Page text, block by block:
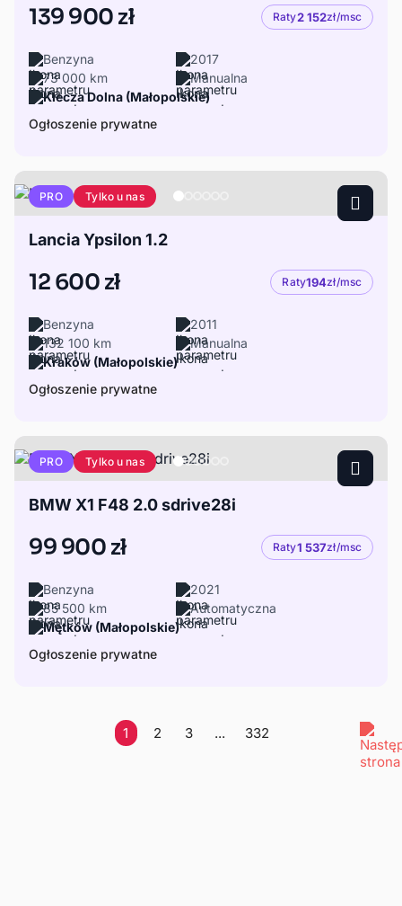
139 900 zł Raty2 152zł/msc
Benzyna
2017
73 000 km
Manualna
Klecza Dolna (Małopolskie)
Ogłoszenie prywatne
PRO Tylko u nas
Lancia Ypsilon 1.2
12 600 zł Raty194zł/msc
Benzyna
2011
132 100 km
Manualna
Kraków (Małopolskie)
Ogłoszenie prywatne
PRO Tylko u nas
BMW X1 F48 2.0 sdrive28i
99 900 zł Raty1 537zł/msc
Benzyna
2021
85 500 km
Automatyczna
Mętków (Małopolskie)
Ogłoszenie prywatne
1 2 3 ... 332